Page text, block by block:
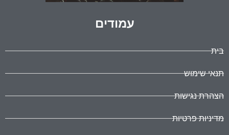
עמודים
בית
תנאי שימוש
הצהרת נגישות
מדיניות פרטיות